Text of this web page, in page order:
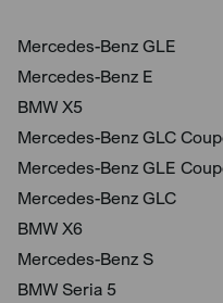
Mercedes-Benz GLE
Mercedes-Benz E
BMW X5
Mercedes-Benz GLC
Mercedes-Benz GLE
Mercedes-Benz GLC
BMW X6
Mercedes-Benz S
BMW Seria 5